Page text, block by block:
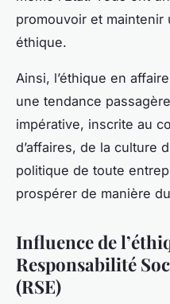
promouvoir et
éthique.
Ainsi, l’éthique en
une tendance
impérative, inscrite au
d’affaires, de la culture
politique de toute
prospérer de manière
Influence de
Responsabilité
(RSE)